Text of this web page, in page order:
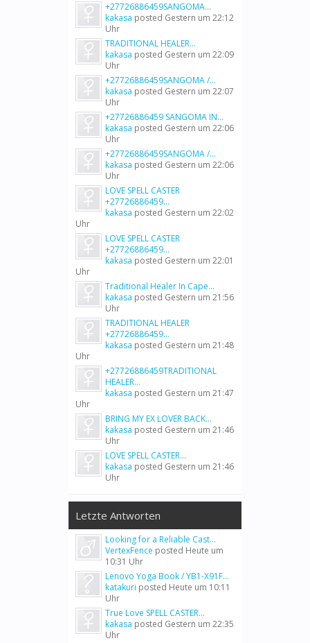
+27726886459SANGOMA...
kakasa posted Gestern um 22:12
Uhr
TRADITIONAL HEALER...
kakasa posted Gestern um 22:09
Uhr
+27726886459SANGOMA /...
kakasa posted Gestern um 22:07
Uhr
+27726886459 SANGOMA IN...
kakasa posted Gestern um 22:06
Uhr
+27726886459SANGOMA /...
kakasa posted Gestern um 22:06
Uhr
LOVE SPELL CASTER
+27726886459...
kakasa posted Gestern um 22:02
Uhr
LOVE SPELL CASTER
+27726886459...
kakasa posted Gestern um 22:01
Uhr
Traditional Healer In Cape...
kakasa posted Gestern um 21:56
Uhr
TRADITIONAL HEALER
+27726886459...
kakasa posted Gestern um 21:48
Uhr
+27726886459TRADITIONAL
HEALER...
kakasa posted Gestern um 21:47
Uhr
BRING MY EX LOVER BACK...
kakasa posted Gestern um 21:46
Uhr
LOVE SPELL CASTER...
kakasa posted Gestern um 21:46
Uhr
Letzte Antworten
Looking for a Reliable Cast...
VertexFence posted Heute um
10:31 Uhr
Lenovo Yoga Book / YB1-X91F...
katakuri posted Heute um 10:11
Uhr
True Love SPELL CASTER...
kakasa posted Gestern um 22:35
Uhr